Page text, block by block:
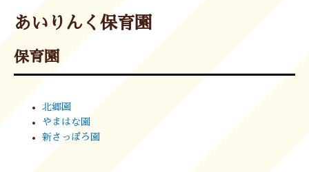
あいりんく保育園
保育園
北郷園
やまはな園
新さっぽろ園